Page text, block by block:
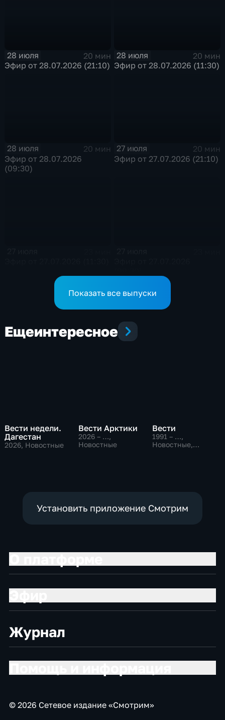
28 июля
20 мин
Эфир от 28.07.2026 (21:10)
28 июля
20 мин
Эфир от 28.07.2026 (11:30)
28 июля
20 мин
Эфир от 28.07.2026
(09:30)
27 июля
20 мин
Эфир от 27.07.2026 (21:10)
Показать все выпуски
Ещеинтересное
Вести недели.
Дагестан
2026, Новостные
Вести Арктики
2026 – …,
Новостные
Вести
1991 – …,
Новостные,
Установить приложение Смотрим
Журнал
© 2026 Сетевое издание «Смотрим»